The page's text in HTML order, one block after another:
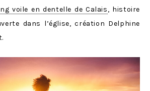
voile en dentelle de Calais, histoire
dans l’église, création Delphine